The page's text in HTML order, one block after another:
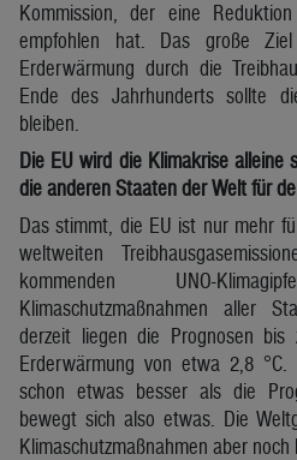
Kommission, der eine
empfohlen hat. Das große
Erderwärmung durch die
Ende des Jahrhunderts sollte
bleiben.
Die EU wird die Klimakrise alleine
die anderen Staaten der Welt für
Das stimmt, die EU ist nur mehr
weltweiten
kommenden UNO-
Klimaschutzmaßnahmen aller
derzeit liegen die Prognosen
Erderwärmung von etwa 2,8
schon etwas besser als die
bewegt sich also etwas. Die
Klimaschutzmaßnahmen aber noch